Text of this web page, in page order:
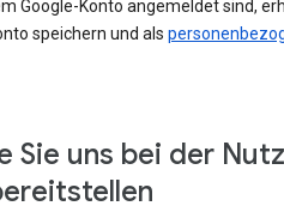
Google-Konto angemeldet sind,
speichern und als
Sie uns bei der